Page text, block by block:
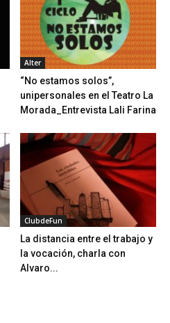
Alter
“No estamos solos”,
unipersonales en el Teatro La
Morada_Entrevista Lali Farina
ClubdeFun
La distancia entre el trabajo y
la vocación, charla con
Alvaro...